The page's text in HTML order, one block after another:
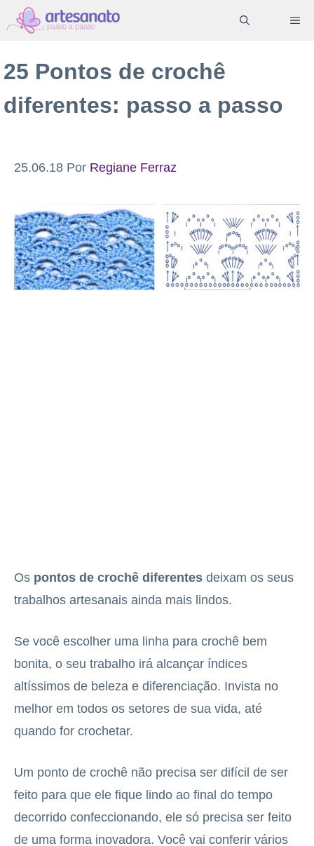
Pular
para
conteúdo
25 Pontos de crochê
diferentes: passo a passo
25.06.18 Por Regiane Ferraz
Os pontos de crochê diferentes deixam os seus
trabalhos artesanais ainda mais lindos.
Se você escolher uma linha para crochê bem
bonita, o seu trabalho irá alcançar índices
altíssimos de beleza e diferenciação. Invista no
melhor em todos os setores de sua vida, até
quando for crochetar.
Um ponto de crochê não precisa ser difícil de ser
feito para que ele fique lindo ao final do tempo
decorrido confeccionando, ele só precisa ser feito
de uma forma inovadora. Você vai conferir vários